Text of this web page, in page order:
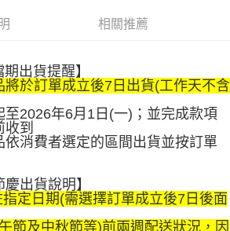
前往確認交易或遇審核未通過，訂單將自動取
過狀況，表示未達大哥付你分期系統評分，恕無
，「大哥付你分期」於每月結算日後寄送繳費提
，可選擇「超商條碼／台灣大直營門市／銀行轉
」等通路繳費。
股份有限公司」（以下簡稱本公司）所提供，讓
務購買商品或服務，並由商店將買賣／分期付款
，依約使用本公司帳單繳交帳款。
付你分期」之契約關係目的，商店將以您的個人
址）提供予台灣大哥大進項蒐集、處理及利用，
不需綁卡、不需儲值。
帳流程】
先享後付」後，將跳轉至「AFTEE先享後付」
確認金額後，即可完成結帳。
收到繳費通知簡訊。
天內，點擊此簡訊中的連結，可透過四大超商／
式進行付款，方視為交易完成。
同意取消之訂單仍視為有效，需透過AFTEE先享
先享後付 」之結帳頁面顯示為準，若有關於
消欲退款等相關疑問，請聯繫「AFTEE先享後付
相關推薦
出貨提醒】
將於訂單成立後7日出貨(工作天不含
至2026年6月1日(一)；並完成款項
到
依消費者選定的區間出貨並按訂單
出貨說明】
定日期(需選擇訂單成立後7日後面
節及中秋節等)前兩週配送狀況，因